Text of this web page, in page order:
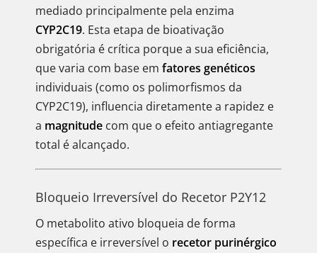
mediado principalmente pela enzima
CYP2C19. Esta etapa de bioativação
obrigatória é crítica porque a sua eficiência,
que varia com base em fatores genéticos
individuais (como os polimorfismos da
CYP2C19), influencia diretamente a rapidez e
a magnitude com que o efeito antiagregante
total é alcançado.
Bloqueio Irreversível do Recetor P2Y12
O metabolito ativo bloqueia de forma
específica e irreversível o recetor purinérgico